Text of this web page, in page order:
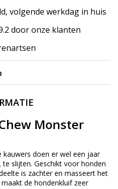
volgende werkdag in huis
door onze klanten
Monster
kauwers doen er wel een jaar
slijten. Geschikt voor honden
is zachter en masseert het
de hondenkluif zeer